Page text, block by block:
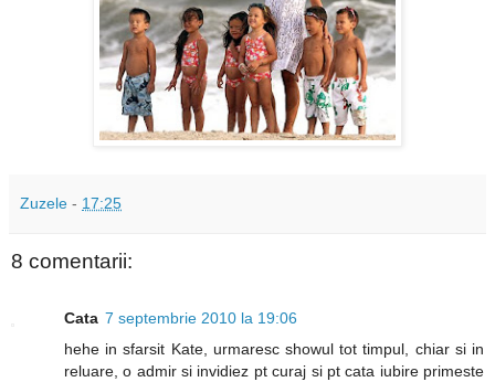
Zuzele - 17:25
8 comentarii:
Cata 7 septembrie 2010 la 19:06
hehe in sfarsit Kate, urmaresc showul tot timpul, chiar si in
reluare, o admir si invidiez pt curaj si pt cata iubire primeste